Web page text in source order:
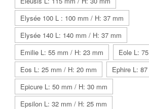
Elysée 100 L : 100 mm / H: 37 mm
Elysée 140 L: 140 mm / H: 37 mm
Emilie L: 55 mm / H: 23 mm
Eole L:
Eos L: 25 mm / H: 20 mm
Ephire L:
Epicure L: 50 mm / H: 30 mm
Epsilon L: 32 mm / H: 25 mm